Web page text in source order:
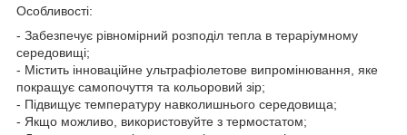
Особливості:
- Забезпечує рівномірний розподіл тепла в тераріумному
середовищі;
- Містить інноваційне ультрафіолетове випромінювання, яке
покращує самопочуття та кольоровий зір;
- Підвищує температуру навколишнього середовища;
- Якщо можливо, використовуйте з термостатом;